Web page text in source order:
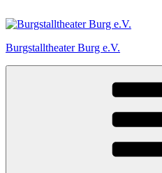
Inhalt
Burgstalltheater Burg e.V.